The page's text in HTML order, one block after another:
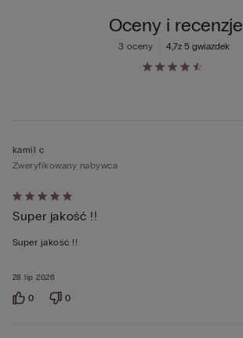
Oceny i recenzje
4,7z 5 gwiazdek
3 oceny
Ocena
5
z
28 lip 2026
kamil c
Zweryfikowany nabywca
Super jakość !!
Super jakość !!
0 0